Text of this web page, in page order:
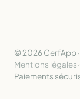
© 2026 CerfApp
Mentions légales·
Paiements